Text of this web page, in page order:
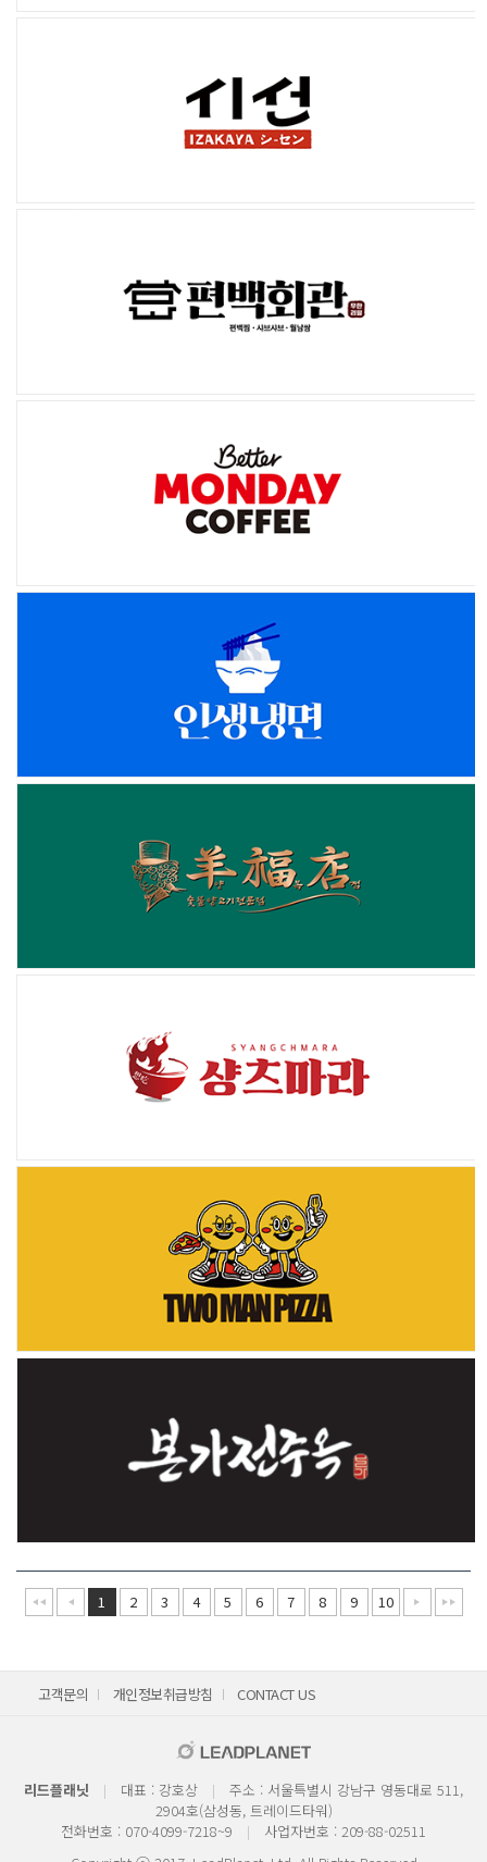
1 2 3 4 5 6 7 8 9 10
고객문의 개인정보취급방침 CONTACT US
리드플래닛 대표 : 강호상
주소 : 서울특별시 강남구 영동대로 511,
2904호(삼성동, 트레이드타워)
전화번호 : 070-4099-7218~9
사업자번호 : 209-88-02511